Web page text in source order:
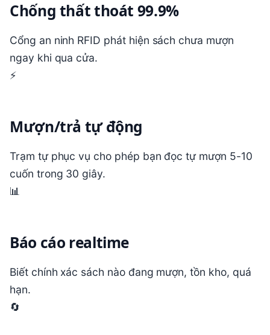
Chống thất thoát 99.9%
Cổng an ninh RFID phát hiện sách chưa mượn
ngay khi qua cửa.
⚡
Mượn/trả tự động
Trạm tự phục vụ cho phép bạn đọc tự mượn 5-10
cuốn trong 30 giây.
📊
Báo cáo realtime
Biết chính xác sách nào đang mượn, tồn kho, quá
hạn.
🔄